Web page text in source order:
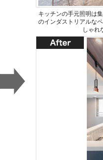
キッチンの手元照明は
のインダストリアルな
しゃれ